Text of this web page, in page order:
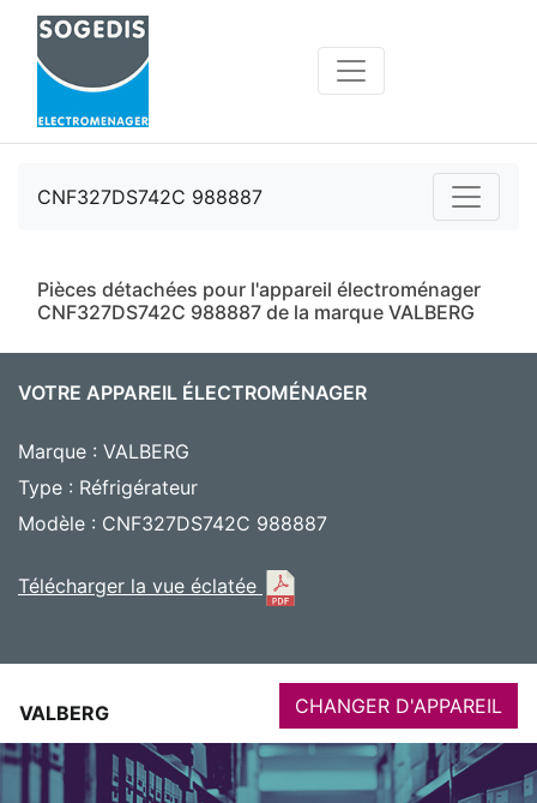
CNF327DS742C 988887
Pièces détachées pour l'appareil électroménager
CNF327DS742C 988887 de la marque VALBERG
VOTRE APPAREIL ÉLECTROMÉNAGER
Marque : VALBERG
Type : Réfrigérateur
Modèle : CNF327DS742C 988887
Télécharger la vue éclatée
VALBERG CHANGER D'APPAREIL